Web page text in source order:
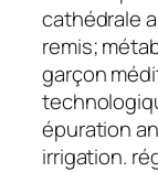
cathédrale
remis;
garçon
épuration
irrigation.